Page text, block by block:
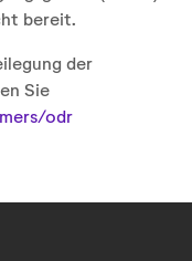
bereit.
der
Sie
odr